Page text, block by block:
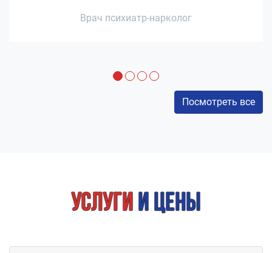
Врач психиатр-нарколог
Посмотреть все
Услуги и цены